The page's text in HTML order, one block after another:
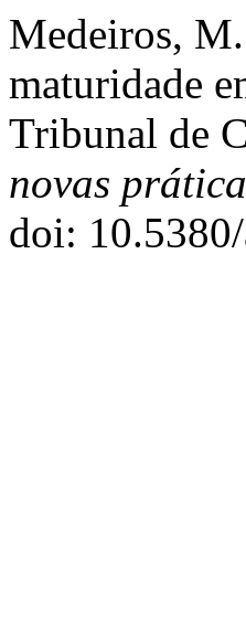
Medeiros,
maturidade
Tribunal de
novas
doi: